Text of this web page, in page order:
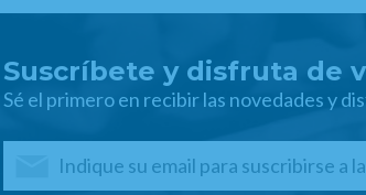
Suscríbete y disfruta de
Sé el primero en recibir las novedades y